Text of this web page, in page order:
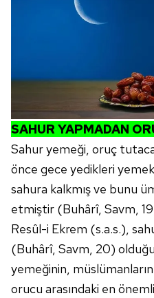
SAHUR YAPMADAN
Sahur yemeği, oruç
önce gece yedikleri
sahura kalkmış ve bunu
etmiştir (Buhârî, Savm,
Resûl-i Ekrem (s.a.s.),
(Buhârî, Savm, 20)
yemeğinin,
orucu arasındaki en